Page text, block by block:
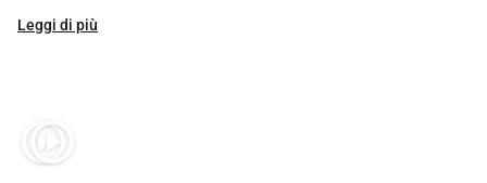
Come fondazione, ci impegniamo per il 100% di
trasparenza e comunicazione diretta. Il membro della
Leggi di più
play_circle
play_circle